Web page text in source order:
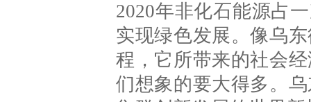
2020年非化石能源占
实现绿色发展。像乌
程，它所带来的社会
们想象的要大得多。